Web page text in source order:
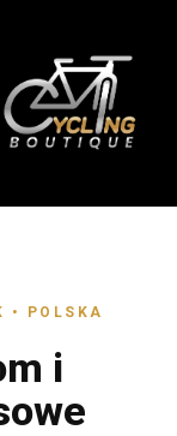
• POLSKA
i